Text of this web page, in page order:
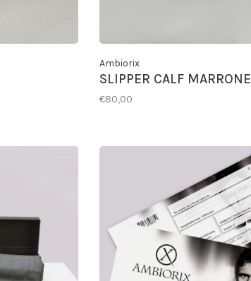
Ambiorix
SLIPPER CALF MARRONE
€80,00